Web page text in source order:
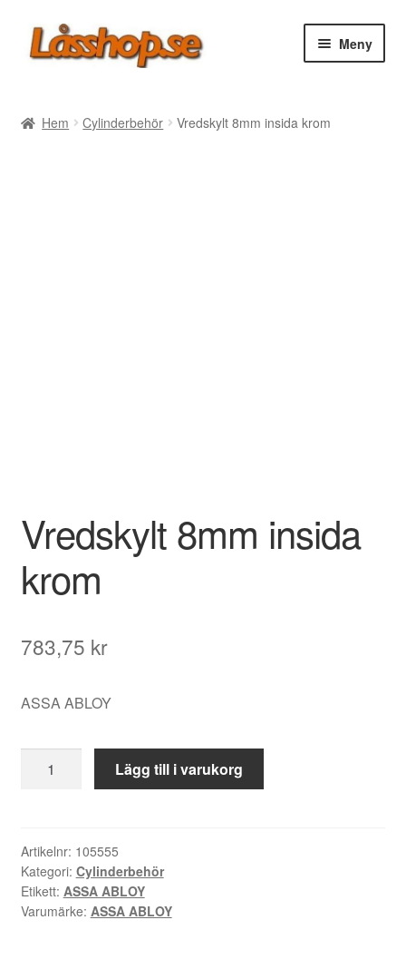
Hoppa
till
Hoppa
till
Meny
Hem Cylinderbehör Vredskylt 8mm insida krom
Vredskylt 8mm insida
krom
783,75 kr
ASSA ABLOY
8mm
mängd
Lägg till i varukorg
Artikelnr: 105555
Kategori: Cylinderbehör
Etikett: ASSA ABLOY
Varumärke: ASSA ABLOY